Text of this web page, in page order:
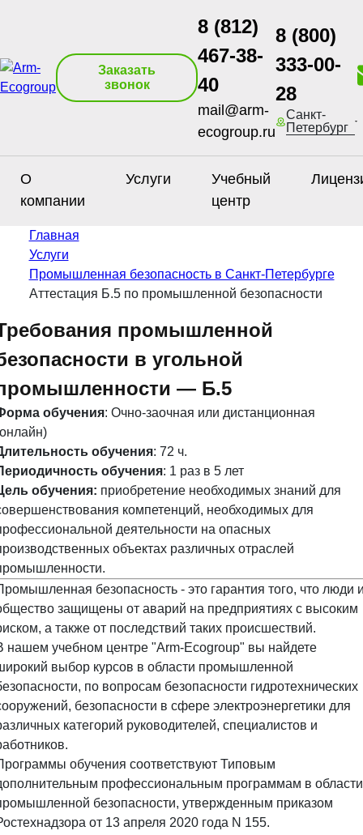
Заказать
звонок
8 (812)
467-38-
40
mail@arm-
ecogroup.ru
8 (800)
333-00-
28
Санкт-
Петербург
О
компании
Услуги
Учебный
центр
Главная
Услуги
Промышленная безопасность в Санкт-Петербурге
Аттестация Б.5 по промышленной безопасности
промышленной
в угольной
— Б.5
обучения: Очно-заочная или дистанционная
обучения: 72 ч.
обучения: 1 раз в 5 лет
обучения: приобретение необходимых знаний для
компетенций, необходимых для
деятельности на опасных
объектах различных отраслей
безопасность - это гарантия того, что люди
защищены от аварий на предприятиях с высоким
а также от последствий таких происшествий.
нашем учебном центре "Arm-Ecogroup" вы найдете
выбор курсов в области промышленной
по вопросам безопасности гидротехнических
безопасности в сфере электроэнергетики для
категорий руководителей, специалистов и
обучения соответствуют Типовым
профессиональным программам в области
безопасности, утвержденным приказом
от 13 апреля 2020 года N 155.